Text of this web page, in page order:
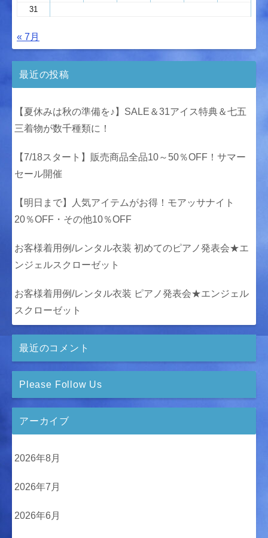
31
« 7月
最近の投稿
【夏休みは秋の準備を♪】SALE＆31アイス特典＆七五
三着物が数千種類に！
【7/18スタート】販売商品全品10～50％OFF！サマー
セール開催
【明日まで】人気アイテムがお得！モアッサナイト
20％OFF・その他10％OFF
お客様着用例/レンタル衣装 初めてのピアノ発表会★エ
ンジェルスクローゼット
お客様着用例/レンタル衣装 ピアノ発表会★エンジェル
スクローゼット
最近のコメント
Please Follow Us
アーカイブ
2026年8月
2026年7月
2026年6月